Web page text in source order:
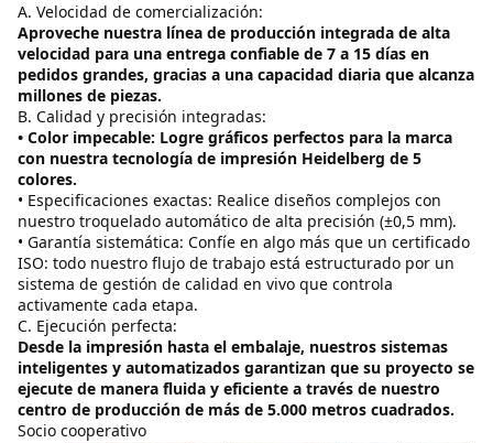
A. Velocidad de comercialización:
Aproveche nuestra línea de producción integrada de alta
velocidad para una entrega confiable de 7 a 15 días en
pedidos grandes, gracias a una capacidad diaria que alcanza
millones de piezas.
B. Calidad y precisión integradas:
• Color impecable: Logre gráficos perfectos para la marca
con nuestra tecnología de impresión Heidelberg de 5
colores.
• Especificaciones exactas: Realice diseños complejos con
nuestro troquelado automático de alta precisión (±0,5 mm).
• Garantía sistemática: Confíe en algo más que un certificado
ISO: todo nuestro flujo de trabajo está estructurado por un
sistema de gestión de calidad en vivo que controla
activamente cada etapa.
C. Ejecución perfecta:
Desde la impresión hasta el embalaje, nuestros sistemas
inteligentes y automatizados garantizan que su proyecto se
ejecute de manera fluida y eficiente a través de nuestro
centro de producción de más de 5.000 metros cuadrados.
Socio cooperativo